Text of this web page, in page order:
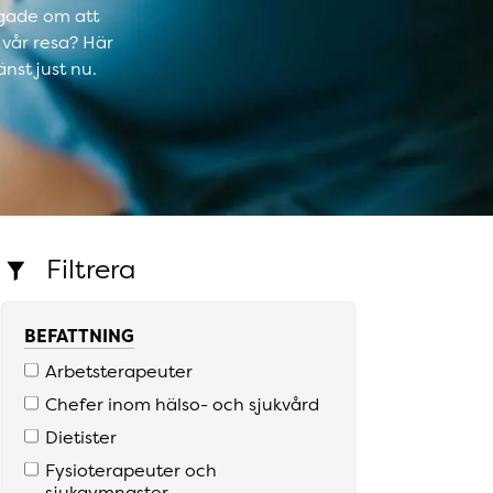
om att
resa? Här
just nu.
Filtrera
BEFATTNING
Arbetsterapeuter
Chefer inom hälso­- och sjukvård
Dietister
Fysioterapeuter och